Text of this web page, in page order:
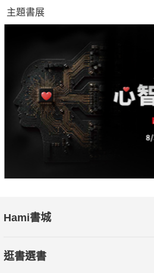
主題書展
Hami書城
逛書選書